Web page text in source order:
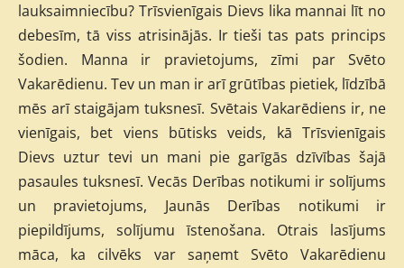
lauksaimniecību? Trīsvienīgais Dievs lika mannai līt no
debesīm, tā viss atrisinājās. Ir tieši tas pats princips
šodien. Manna ir pravietojums, zīmi par Svēto
Vakarēdienu. Tev un man ir arī grūtības pietiek, līdzībā
mēs arī staigājam tuksnesī. Svētais Vakarēdiens ir, ne
vienīgais, bet viens būtisks veids, kā Trīsvienīgais
Dievs uztur tevi un mani pie garīgās dzīvības šajā
pasaules tuksnesī. Vecās Derības notikumi ir solījums
un pravietojums, Jaunās Derības notikumi ir
piepildījums, solījumu īstenošana. Otrais lasījums
māca, ka cilvēks var saņemt Svēto Vakarēdienu